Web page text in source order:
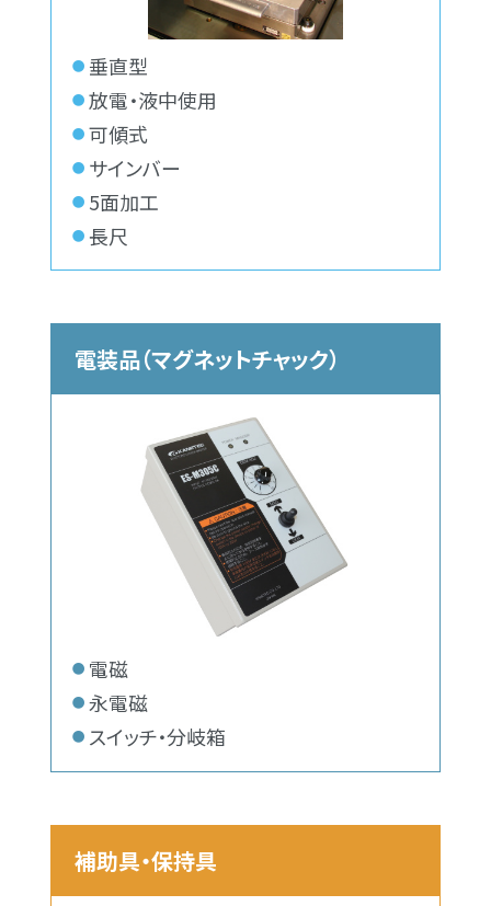
垂直型
放電・液中使用
可傾式
サインバー
5面加工
長尺
電装品（マグネットチャック）
電磁
永電磁
スイッチ・分岐箱
補助具・保持具